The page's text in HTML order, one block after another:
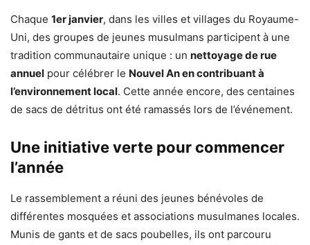
Chaque 1er janvier, dans les villes et villages du Royaume-
Uni, des groupes de jeunes musulmans participent à une
tradition communautaire unique : un nettoyage de rue
annuel pour célébrer le Nouvel An en contribuant à
l’environnement local. Cette année encore, des centaines
de sacs de détritus ont été ramassés lors de l’événement.
Une initiative verte pour commencer
l’année
Le rassemblement a réuni des jeunes bénévoles de
différentes mosquées et associations musulmanes locales.
Munis de gants et de sacs poubelles, ils ont parcouru